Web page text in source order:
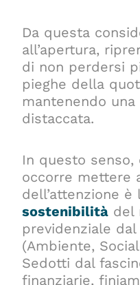
Da questa
all’apertura,
di non perdersi
pieghe della
mantenendo
distaccata.
In questo
occorre mettere
dell’attenzione
sostenibilità del
previdenziale
(Ambiente,
Sedotti dal
finanziarie,